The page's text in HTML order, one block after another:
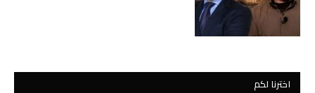
اخترنا لكم